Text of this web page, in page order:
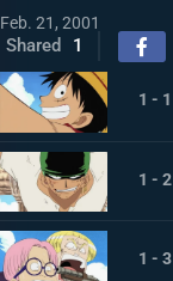
Feb. 21, 2001
Shared 1
1 - 1
1 - 2
1 - 3